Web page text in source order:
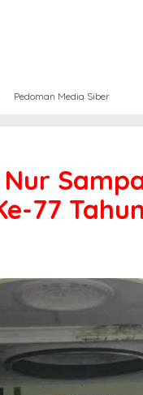
Pedoman Media Siber
77 Tahun